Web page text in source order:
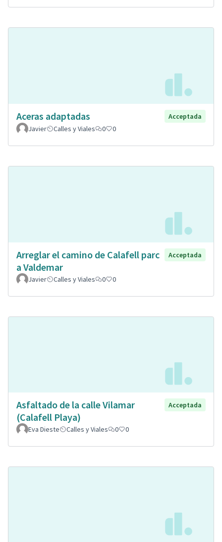
Aceras adaptadas
Acceptada
Javier
Calles y Viales 0 0
Arreglar el camino de Calafell parc
a Valdemar
Acceptada
Javier Calles y Viales 0 0
Asfaltado de la calle Vilamar
(Calafell Playa)
Acceptada
Eva Dieste Calles y Viales 0 0